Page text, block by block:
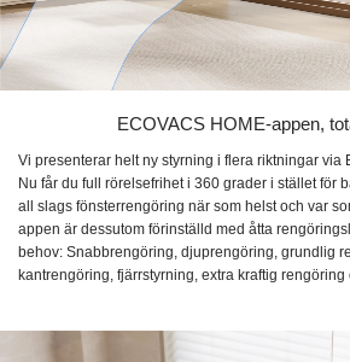
ECOVACS HOME-appen,
Vi presenterar helt ny styrning i flera riktningar via
Nu får du full rörelsefrihet i 360 grader i stället för
all slags fönsterrengöring när som helst och var
appen är dessutom förinställd med åtta
behov: Snabbrengöring, djuprengöring, grundlig
kantrengöring, fjärrstyrning, extra kraftig